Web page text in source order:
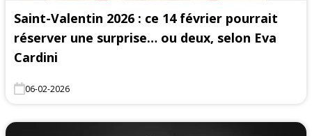
Saint-Valentin 2026 : ce 14 février pourrait
réserver une surprise… ou deux, selon Eva
Cardini
06-02-2026